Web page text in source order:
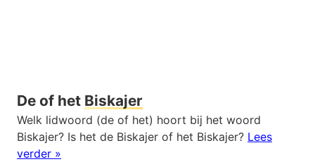
De of het Biskajer
Welk lidwoord (de of het) hoort bij het woord
Biskajer? Is het de Biskajer of het Biskajer? Lees
verder »